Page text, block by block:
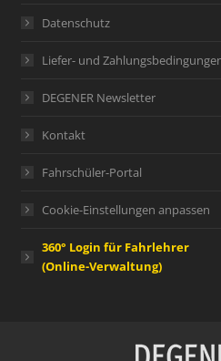
Datenschutz
Liefer- und
DEGENER Newsletter
Kontakt
Fahrschüler-Portal
Cookie-Einstellungen anpassen
360° Login für Fahrlehrer
(Online-Verwaltung)